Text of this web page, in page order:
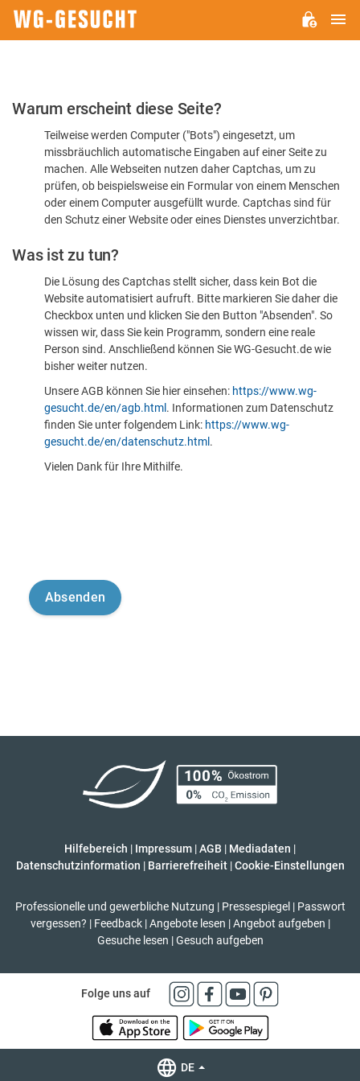
Bitte
dass
sind
Warum erscheint diese Seite?
Teilweise werden Computer ("Bots") eingesetzt, um
missbräuchlich automatische Eingaben auf einer Seite zu
machen. Alle Webseiten nutzen daher Captchas, um zu
prüfen, ob beispielsweise ein Formular von einem Menschen
oder einem Computer ausgefüllt wurde. Captchas sind für
den Schutz einer Website oder eines Dienstes unverzichtbar.
Was ist zu tun?
Die Lösung des Captchas stellt sicher, dass kein Bot die
Website automatisiert aufruft. Bitte markieren Sie daher die
Checkbox unten und klicken Sie den Button "Absenden". So
wissen wir, dass Sie kein Programm, sondern eine reale
Person sind. Anschließend können Sie WG-Gesucht.de wie
bisher weiter nutzen.
Unsere AGB können Sie hier einsehen: https://www.wg-
gesucht.de/en/agb.html . Informationen zum Datenschutz
finden Sie unter folgendem Link: https://www.wg-
gesucht.de/en/datenschutz.html .
Vielen Dank für Ihre Mithilfe.
Hilfebereich | Impressum |AGB | Mediadaten |
Datenschutzinformation | Barrierefreiheit | Cookie-Einstellungen
Professionelle und gewerbliche Nutzung | Pressespiegel | Passwort
vergessen? | Feedback | Angebote lesen | Angebot aufgeben |
Gesuche lesen | Gesuch aufgeben
Folge uns auf
DE